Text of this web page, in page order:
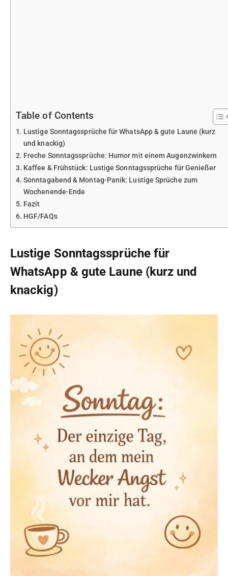
Table of Contents
Lustige Sonntagssprüche für WhatsApp & gute Laune (kurz
und knackig)
Freche Sonntagssprüche: Humor mit einem Augenzwinkern
Kaffee & Frühstück: Lustige Sonntagssprüche für Genießer
Sonntagabend & Montag-Panik: Lustige Sprüche zum
Wochenende-Ende
Fazit
HGF/FAQs
Lustige Sonntagssprüche für
WhatsApp & gute Laune (kurz und
knackig)